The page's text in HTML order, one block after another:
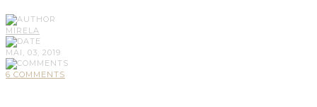
MIRELA
MAI, 03, 2019
6 COMMENTS